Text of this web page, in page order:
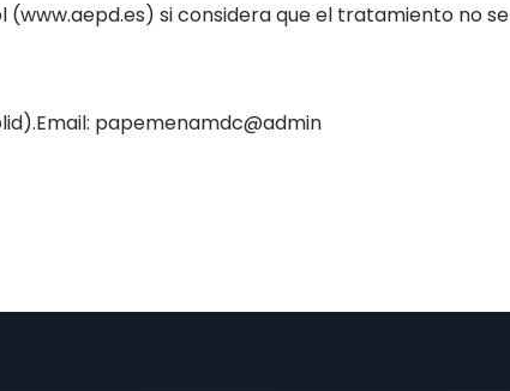
si considera que el tratamiento no se
papemenamdc@admin